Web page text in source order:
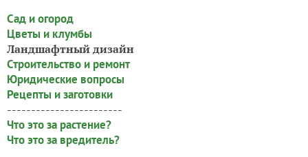
Сад и огород
Цветы и клумбы
Ландшафтный дизайн
Строительство и ремонт
Юридические вопросы
Рецепты и заготовки
------------------------
Что это за растение?
Что это за вредитель?